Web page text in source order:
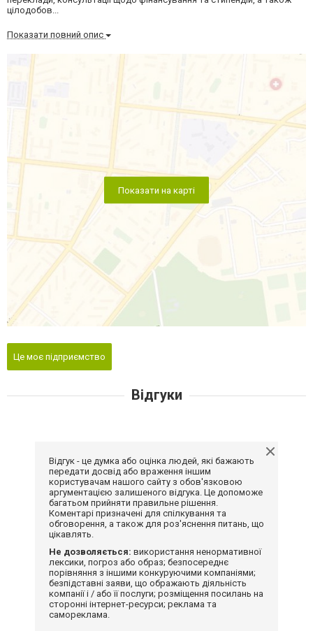
цілодобов...
Показати повний опис
Показати на карті
Це моє підприємство
Відгуки
Відгук - це думка або оцінка людей, які бажають
передати досвід або враження іншим
користувачам нашого сайту з обов'язковою
аргументацією залишеного відгука. Це допоможе
багатьом прийняти правильне рішення.
Коментарі призначені для спілкування та
обговорення, а також для роз'яснення питань, що
цікавлять.
Не дозволяється: використання ненормативної
лексики, погроз або образ; безпосереднє
порівняння з іншими конкуруючими компаніями;
безпідставні заяви, що ображають діяльність
компанії і / або її послуги; розміщення посилань на
сторонні інтернет-ресурси; реклама та
самореклама.